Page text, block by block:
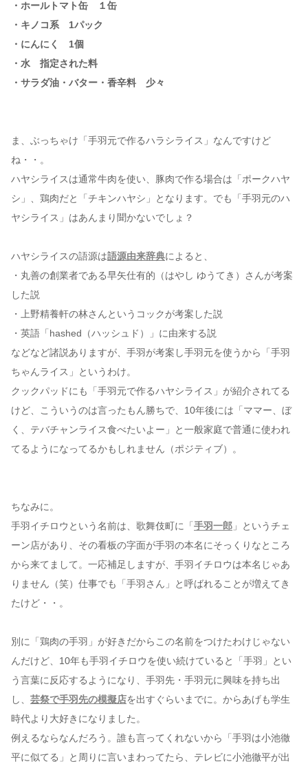
・ホールトマト缶 １缶
・キノコ系 1パック
・にんにく 1個
・水 指定された料
・サラダ油・バター・香辛料 少々
ま、ぶっちゃけ「手羽元で作るハラシライス」なんですけど
ね・・。
ハヤシライスは通常牛肉を使い、豚肉で作る場合は「ポークハヤ
シ」、鶏肉だと「チキンハヤシ」となります。でも「手羽元のハ
ヤシライス」はあんまり聞かないでしょ？
ハヤシライスの語源は語源由来辞典によると、
・丸善の創業者である早矢仕有的（はやし ゆうてき）さんが考案
した説
・上野精養軒の林さんというコックが考案した説
・英語「hashed（ハッシュド）」に由来する説
などなど諸説ありますが、手羽が考案し手羽元を使うから「手羽
ちゃんライス」というわけ。
クックパッドにも「手羽元で作るハヤシライス」が紹介されてる
けど、こういうのは言ったもん勝ちで、10年後には「ママー、ぼ
く、テバチャンライス食べたいよー」と一般家庭で普通に使われ
てるようになってるかもしれません（ポジティブ）。
ちなみに。
手羽イチロウという名前は、歌舞伎町に「 手羽一郎 」というチェ
ーン店があり、その看板の字面が手羽の本名にそっくりなところ
から来てまして。一応補足しますが、手羽イチロウは本名じゃあ
りません（笑）仕事でも「手羽さん」と呼ばれることが増えてき
たけど・・。
別に「鶏肉の手羽」が好きだからこの名前をつけたわけじゃない
んだけど、10年も手羽イチロウを使い続けていると「手羽」とい
う言葉に反応するようになり、手羽先・手羽元に興味を持ち出
し、 芸祭で手羽先の模擬店を出すぐらいまでに。からあげも学生
時代より大好きになりました。
例えるならなんだろう。誰も言ってくれないから「手羽は小池徹
平に似てる」と周りに言いまわってたら、テレビに小池徹平が出